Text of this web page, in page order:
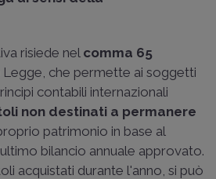
risiede nel comma 65
Legge, che permette ai soggetti
contabili internazionali
non destinati a permanere
patrimonio in base al
bilancio annuale approvato.
acquistati durante l'anno, si può